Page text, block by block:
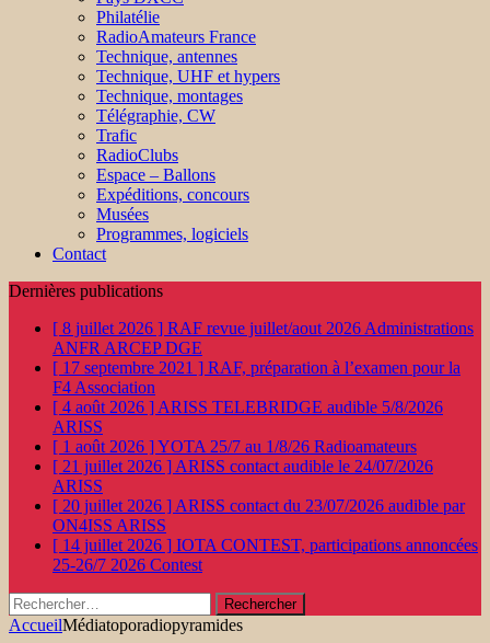
Philatélie
RadioAmateurs France
Technique, antennes
Technique, UHF et hypers
Technique, montages
Télégraphie, CW
Trafic
RadioClubs
Espace – Ballons
Expéditions, concours
Musées
Programmes, logiciels
Contact
Dernières publications
[ 8 juillet 2026 ] RAF revue juillet/aout 2026 Administrations
ANFR ARCEP DGE
[ 17 septembre 2021 ] RAF, préparation à l’examen pour la
F4 Association
[ 4 août 2026 ] ARISS TELEBRIDGE audible 5/8/2026
ARISS
[ 1 août 2026 ]YOTA 25/7 au 1/8/26 Radioamateurs
[ 21 juillet 2026 ] ARISS contact audible le 24/07/2026
ARISS
[ 20 juillet 2026 ] ARISS contact du 23/07/2026 audible par
ON4ISS ARISS
[ 14 juillet 2026 ] IOTA CONTEST, participations annoncées
25-26/7 2026 Contest
Rechercher :
AccueilMédiatoporadiopyramides